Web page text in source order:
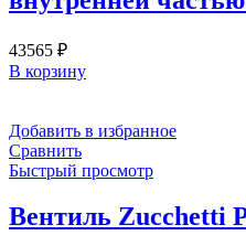
43565 ₽
В корзину
Добавить в избранное
Сравнить
Быстрый просмотр
Вентиль Zucchetti